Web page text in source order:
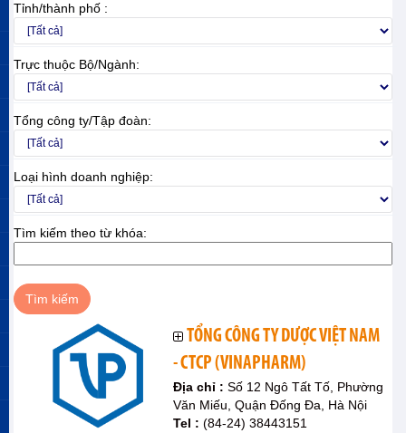
Tỉnh/thành phố :
Trực thuộc Bộ/Ngành:
Tổng công ty/Tập đoàn:
Loại hình doanh nghiệp:
Tìm kiếm theo từ khóa:
TỔNG CÔNG TY DƯỢC VIỆT NAM
- CTCP (VINAPHARM)
Địa chỉ : Số 12 Ngô Tất Tố, Phường
Văn Miếu, Quận Đống Đa, Hà Nội
Tel : (84-24) 38443151